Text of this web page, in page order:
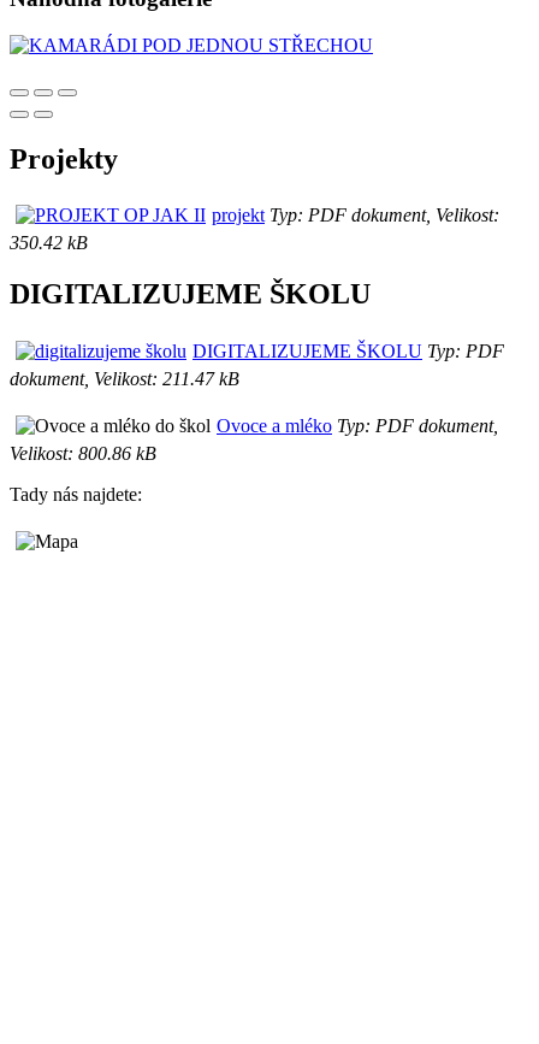
Projekty
projektTyp: PDF dokument, Velikost:
350.42 kB
DIGITALIZUJEME ŠKOLU
DIGITALIZUJEME ŠKOLU Typ: PDF
dokument, Velikost: 211.47 kB
Ovoce a mléko Typ: PDF dokument,
Velikost: 800.86 kB
Tady nás najdete: